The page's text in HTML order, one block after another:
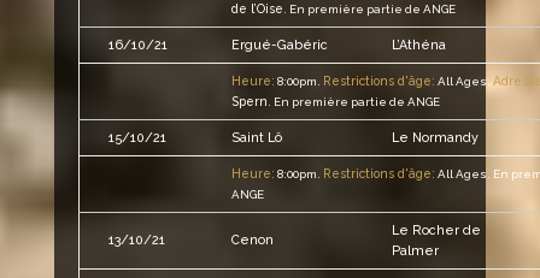
de l’Oise
En première partie de ANGE
16/10/21 Ergué-Gabéric L’Athéna
Heure: 8:00pm. Restrictions d'âge: All Ages.
Spern
En première partie de ANGE
15/10/21 Saint Lô Le Normandy
Heure: 8:00pm. Restrictions d'âge: All Ages.
En
ANGE
13/10/21 Cenon
Le Rocher de
Palmer